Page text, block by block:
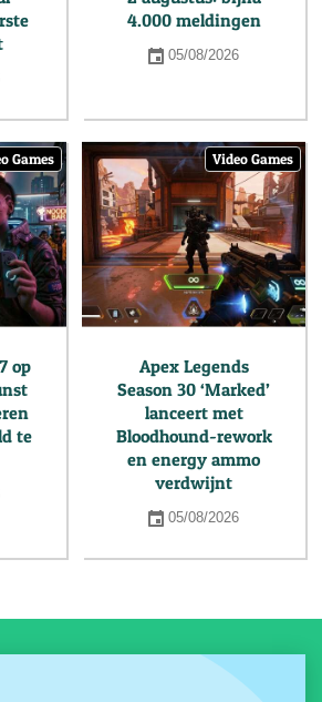
4.000 meldingen
05/08/2026
Games
op
te
Video Games
Apex Legends
Season 30 ‘Marked’
lanceert met
Bloodhound-rework
en energy ammo
verdwijnt
05/08/2026